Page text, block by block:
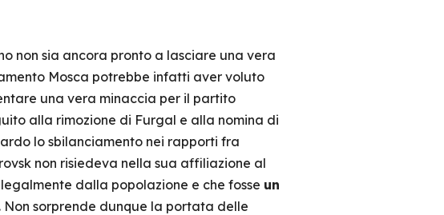
non sia ancora pronto a lasciare una vera
Mosca potrebbe infatti aver voluto
una vera minaccia per il partito
alla rimozione di Furgal e alla nomina di
lo sbilanciamento nei rapporti fra
non risiedeva nella sua affiliazione al
dalla popolazione e che fosse un
Non sorprende dunque la portata delle